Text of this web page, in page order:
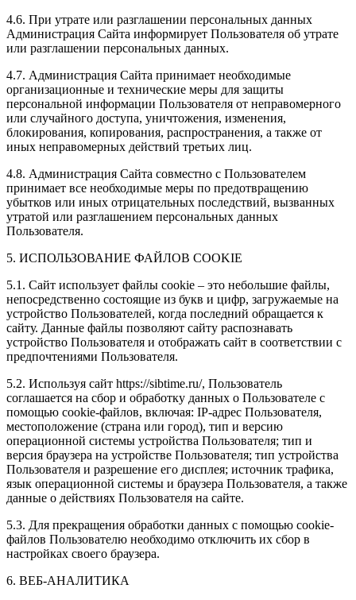
4.6. При утрате или разглашении персональных данных
Администрация Сайта информирует Пользователя об утрате
или разглашении персональных данных.
4.7. Администрация Сайта принимает необходимые
организационные и технические меры для защиты
персональной информации Пользователя от неправомерного
или случайного доступа, уничтожения, изменения,
блокирования, копирования, распространения, а также от
иных неправомерных действий третьих лиц.
4.8. Администрация Сайта совместно с Пользователем
принимает все необходимые меры по предотвращению
убытков или иных отрицательных последствий, вызванных
утратой или разглашением персональных данных
Пользователя.
5. ИСПОЛЬЗОВАНИЕ ФАЙЛОВ COOKIE
5.1. Сайт использует файлы cookie – это небольшие файлы,
непосредственно состоящие из букв и цифр, загружаемые на
устройство Пользователей, когда последний обращается к
сайту. Данные файлы позволяют сайту распознавать
устройство Пользователя и отображать сайт в соответствии с
предпочтениями Пользователя.
5.2. Используя сайт https://sibtime.ru/, Пользователь
соглашается на сбор и обработку данных о Пользователе с
помощью cookie-файлов, включая: IP-адрес Пользователя,
местоположение (страна или город), тип и версию
операционной системы устройства Пользователя; тип и
версия браузера на устройстве Пользователя; тип устройства
Пользователя и разрешение его дисплея; источник трафика,
язык операционной системы и браузера Пользователя, а также
данные о действиях Пользователя на сайте.
5.3. Для прекращения обработки данных с помощью cookie-
файлов Пользователю необходимо отключить их сбор в
настройках своего браузера.
6. ВЕБ-АНАЛИТИКА